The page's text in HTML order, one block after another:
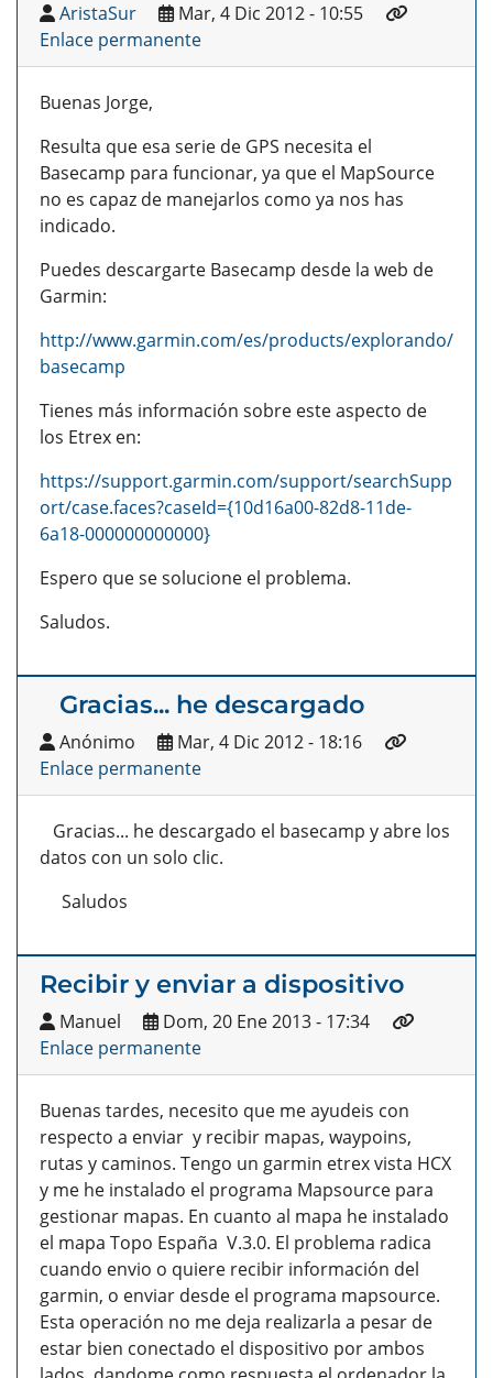
AristaSur
Mar, 4 Dic 2012 - 10:55
Enlace permanente
Buenas Jorge,
Resulta que esa serie de GPS necesita el
Basecamp para funcionar, ya que el MapSource
no es capaz de manejarlos como ya nos has
indicado.
Puedes descargarte Basecamp desde la web de
Garmin:
http://www.garmin.com/es/products/explorando/
basecamp
Tienes más información sobre este aspecto de
los Etrex en:
https://support.garmin.com/support/searchSupp
ort/case.faces?caseId={10d16a00-82d8-11de-
6a18-000000000000}
Espero que se solucione el problema.
Saludos.
Gracias... he descargado
Anónimo
Mar, 4 Dic 2012 - 18:16
Enlace permanente
Gracias... he descargado el basecamp y abre los
datos con un solo clic.
Saludos
Recibir y enviar a dispositivo
Manuel
Dom, 20 Ene 2013 - 17:34
Enlace permanente
Buenas tardes, necesito que me ayudeis con
respecto a enviar y recibir mapas, waypoins,
rutas y caminos. Tengo un garmin etrex vista HCX
y me he instalado el programa Mapsource para
gestionar mapas. En cuanto al mapa he instalado
el mapa Topo España V.3.0. El problema radica
cuando envio o quiere recibir información del
garmin, o enviar desde el programa mapsource.
Esta operación no me deja realizarla a pesar de
estar bien conectado el dispositivo por ambos